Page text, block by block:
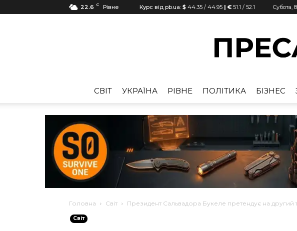
22.6 C Рівне Курс від pb.ua: $ 44.35 / 44.95 | € 51.1 / 52.1 Субота,
CВІТ УКРАЇНА РІВНЕ ПОЛІТИКА БІЗНЕС
Головна Cвіт Президент Сальвадора Букеле претендує на другий
Cвіт